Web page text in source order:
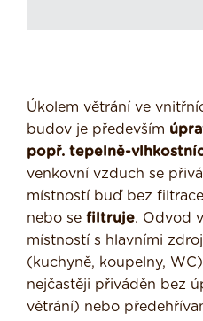
Úkolem větrání ve
budov je především
popř. tepelně-
venkovní vzduch se
místností buď bez
nebo se filtruje. Odvod
místností s hlavními
(kuchyně, koupelny,
nejčastěji přiváděn bez
větrání) nebo